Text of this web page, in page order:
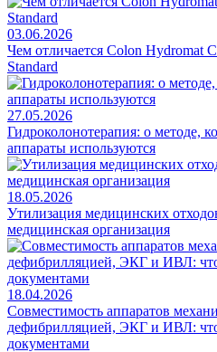
03.06.2026
Чем отличается Colon Hydromat
Standard
27.05.2026
Гидроколонотерапия: о методе,
аппараты используются
18.05.2026
Утилизация медицинских
медицинская организация
18.04.2026
Совместимость аппаратов
дефибрилляцией, ЭКГ и ИВЛ:
документами